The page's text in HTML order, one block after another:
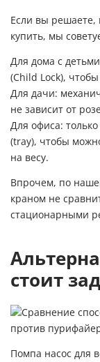
Если вы решаете,
купить, мы
Для дома с
(Child Lock),
Для дачи:
не зависит от
Для офиса:
(tray), чтобы
на весу.
Впрочем, по
краном не
стационарными
стоит
Помпа насос для